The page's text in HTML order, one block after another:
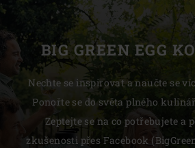
BIG GREEN EGG
Nechte se inspirovat a naučte se
Ponořte se do světa plného
Zeptejte se na co potřebujete a
zkušenosti přes Facebook